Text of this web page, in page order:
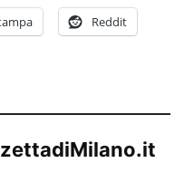
Reddit